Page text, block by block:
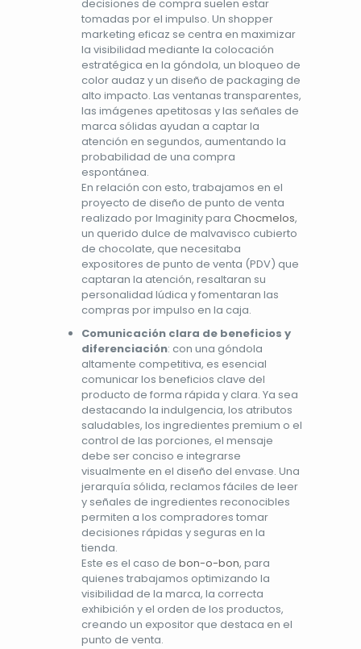
decisiones de compra suelen estar
tomadas por el impulso. Un shopper
marketing eficaz se centra en maximizar
la visibilidad mediante la colocación
estratégica en la góndola, un bloqueo de
color audaz y un diseño de packaging de
alto impacto. Las ventanas transparentes,
las imágenes apetitosas y las señales de
marca sólidas ayudan a captar la
atención en segundos, aumentando la
probabilidad de una compra
espontánea.
En relación con esto, trabajamos en el
proyecto de diseño de punto de venta
realizado por Imaginity paraChocmelos,
un querido dulce de malvavisco cubierto
de chocolate, que necesitaba
expositores de punto de venta (PDV) que
captaran la atención, resaltaran su
personalidad lúdica y fomentaran las
compras por impulso en la caja.
Comunicación clara de beneficios y
diferenciación: con una góndola
altamente competitiva, es esencial
comunicar los beneficios clave del
producto de forma rápida y clara. Ya sea
destacando la indulgencia, los atributos
saludables, los ingredientes premium o el
control de las porciones, el mensaje
debe ser conciso e integrarse
visualmente en el diseño del envase. Una
jerarquía sólida, reclamos fáciles de leer
y señales de ingredientes reconocibles
permiten a los compradores tomar
decisiones rápidas y seguras en la
tienda.
Este es el caso debon-o-bon, para
quienes trabajamos optimizando la
visibilidad de la marca, la correcta
exhibición y el orden de los productos,
creando un expositor que destaca en el
punto de venta.